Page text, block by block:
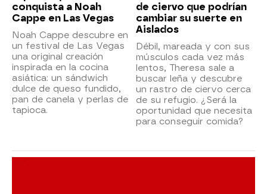
conquista a Noah
Cappe en Las Vegas
Noah Cappe descubre en
un festival de Las Vegas
una original creación
inspirada en la cocina
asiática: un sándwich
dulce de queso fundido,
pan de canela y perlas de
tapioca.
de ciervo que podrían
cambiar su suerte en
Aislados
Débil, mareada y con sus
músculos cada vez más
lentos, Theresa sale a
buscar leña y descubre
un rastro de ciervo cerca
de su refugio. ¿Será la
oportunidad que necesita
para conseguir comida?